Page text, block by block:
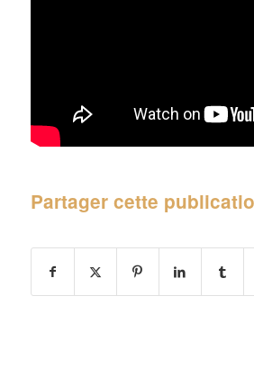
Partager cette